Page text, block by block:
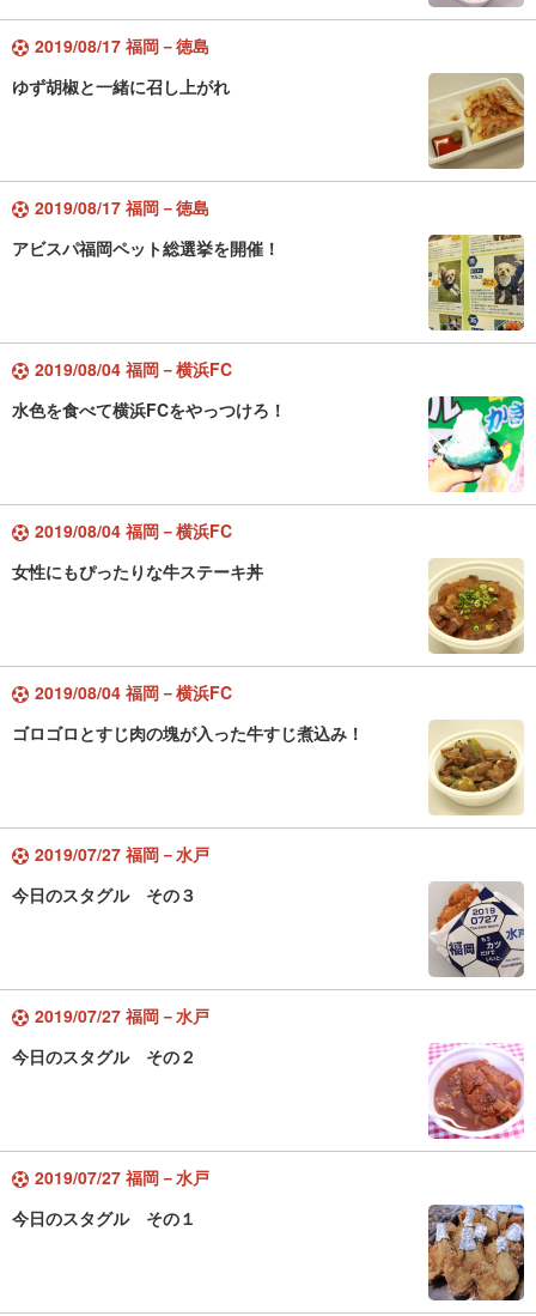
2019/08/17 福岡－徳島
ゆず胡椒と一緒に召し上がれ
2019/08/17 福岡－徳島
アビスパ福岡ペット総選挙を開催！
2019/08/04 福岡－横浜FC
水色を食べて横浜FCをやっつけろ！
2019/08/04 福岡－横浜FC
女性にもぴったりな牛ステーキ丼
2019/08/04 福岡－横浜FC
ゴロゴロとすじ肉の塊が入った牛すじ煮込み！
2019/07/27 福岡－水戸
今日のスタグル その３
2019/07/27 福岡－水戸
今日のスタグル その２
2019/07/27 福岡－水戸
今日のスタグル その１